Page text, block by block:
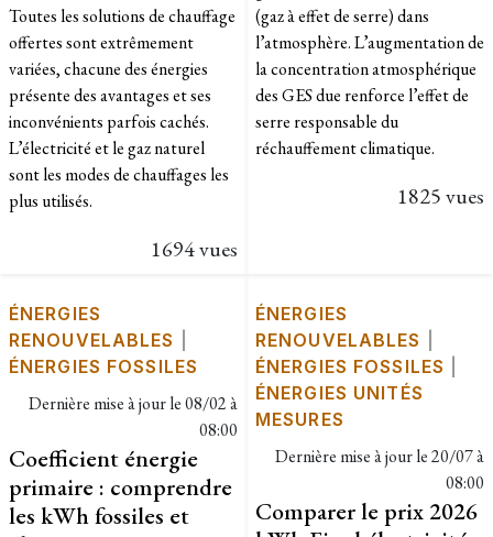
Toutes les solutions de chauffage
offertes sont extrêmement
variées, chacune des énergies
présente des avantages et ses
inconvénients parfois cachés.
L’électricité et le gaz naturel
sont les modes de chauffages les
plus utilisés.
1694 vues
(gaz à effet de serre) dans
l’atmosphère. L’augmentation de
la concentration atmosphérique
des GES due renforce l’effet de
serre responsable du
réchauffement climatique.
1825 vues
ÉNERGIES
RENOUVELABLES
ÉNERGIES FOSSILES
Dernière mise à jour le08/02 à
08:00
Coefficient énergie
primaire : comprendre
les kWh fossiles et
ÉNERGIES
RENOUVELABLES
ÉNERGIES FOSSILES
ÉNERGIES UNITÉS
MESURES
Dernière mise à jour le20/07 à
08:00
Comparer le prix 2026